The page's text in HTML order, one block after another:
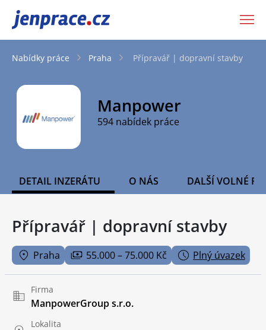
JenPráce.cz
Nabídky práce Praha Přípravář | dopravní stavby
Manpower
594 nabídek práce
DETAIL INZERÁTU O NÁS DALŠÍ VOLNÉ
Přípravář | dopravní stavby
Praha 55.000 – 75.000 Kč Plný úvazek
Firma
ManpowerGroup s.r.o.
Lokalita